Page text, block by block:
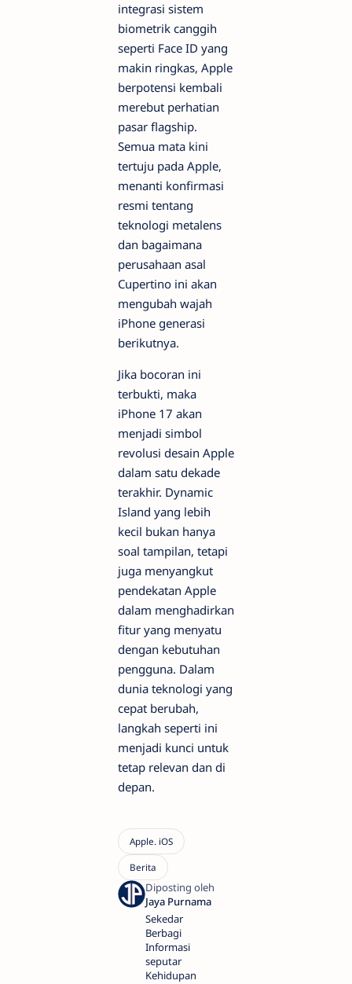
integrasi sistem
biometrik canggih
seperti Face ID yang
makin ringkas, Apple
berpotensi kembali
merebut perhatian
pasar flagship.
Semua mata kini
tertuju pada Apple,
menanti konfirmasi
resmi tentang
teknologi metalens
dan bagaimana
perusahaan asal
Cupertino ini akan
mengubah wajah
iPhone generasi
berikutnya.
Jika bocoran ini
terbukti, maka
iPhone 17 akan
menjadi simbol
revolusi desain Apple
dalam satu dekade
terakhir. Dynamic
Island yang lebih
kecil bukan hanya
soal tampilan, tetapi
juga menyangkut
pendekatan Apple
dalam menghadirkan
fitur yang menyatu
dengan kebutuhan
pengguna. Dalam
dunia teknologi yang
cepat berubah,
langkah seperti ini
menjadi kunci untuk
tetap relevan dan di
depan.
Sekedar
Berbagi
Informasi
seputar
Kehidupan